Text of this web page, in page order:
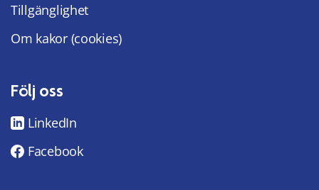
Tillgänglighet
Om kakor (cookies)
Följ oss
LinkedIn
Facebook